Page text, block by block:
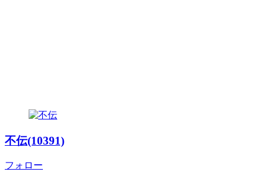
不伝(10391)
フォロー